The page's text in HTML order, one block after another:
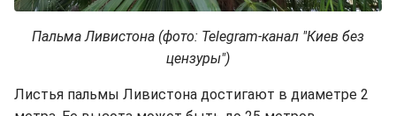
Пальма Ливистона (фото: Telegram-канал "Киев без
цензуры")
Листья пальмы Ливистона достигают в диаметре 2